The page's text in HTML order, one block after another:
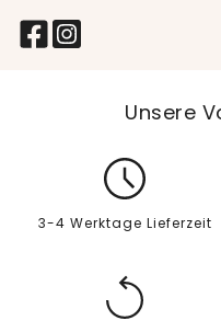
Unsere
3-4 Werktage Lieferzeit